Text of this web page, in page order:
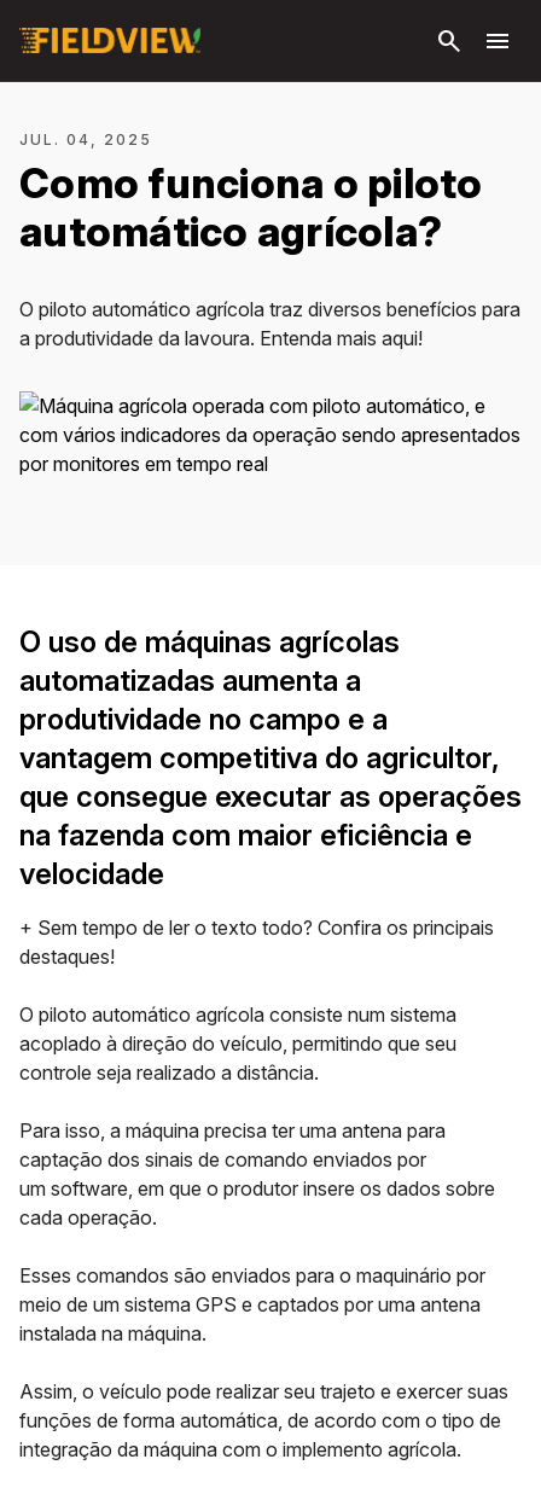
principal
search menu
JUL. 04, 2025
Como funciona o piloto
automático agrícola?
O piloto automático agrícola traz diversos benefícios para
a produtividade da lavoura. Entenda mais aqui!
O uso de máquinas agrícolas
automatizadas aumenta a
produtividade no campo e a
vantagem competitiva do agricultor,
que consegue executar as operações
na fazenda com maior eficiência e
velocidade
+ Sem tempo de ler o texto todo? Confira os principais
destaques!
O piloto automático agrícola consiste num sistema
acoplado à direção do veículo, permitindo que seu
controle seja realizado a distância.
Para isso, a máquina precisa ter uma antena para
captação dos sinais de comando enviados por
um software, em que o produtor insere os dados sobre
cada operação.
Esses comandos são enviados para o maquinário por
meio de um sistema GPS e captados por uma antena
instalada na máquina.
Assim, o veículo pode realizar seu trajeto e exercer suas
funções de forma automática, de acordo com o tipo de
integração da máquina com o implemento agrícola.